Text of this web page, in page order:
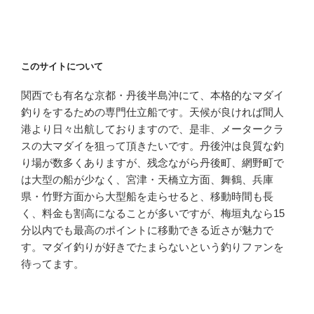
このサイトについて
関西でも有名な京都・丹後半島沖にて、本格的なマダイ
釣りをするための専門仕立船です。天候が良ければ間人
港より日々出航しておりますので、是非、メータークラ
スの大マダイを狙って頂きたいです。丹後沖は良質な釣
り場が数多くありますが、残念ながら丹後町、網野町で
は大型の船が少なく、宮津・天橋立方面、舞鶴、兵庫
県・竹野方面から大型船を走らせると、移動時間も長
く、料金も割高になることが多いですが、梅垣丸なら15
分以内でも最高のポイントに移動できる近さが魅力で
す。マダイ釣りが好きでたまらないという釣りファンを
待ってます。